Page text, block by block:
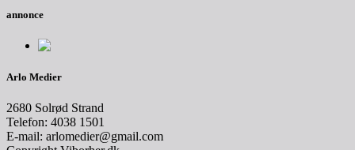
annonce
Arlo Medier
2680 Solrød Strand
Telefon: 4038 1501
E-mail: arlomedier@gmail.com